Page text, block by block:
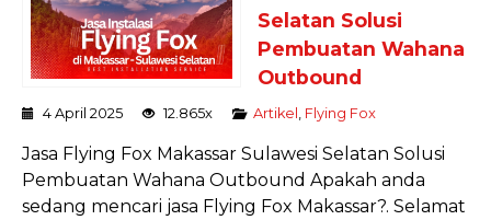
Selatan Solusi
Pembuatan Wahana
Outbound
4 April 2025 12.865x Artikel Flying Fox
Jasa Flying Fox Makassar Sulawesi Selatan Solusi
Pembuatan Wahana Outbound Apakah anda
sedang mencari jasa Flying Fox Makassar?. Selamat